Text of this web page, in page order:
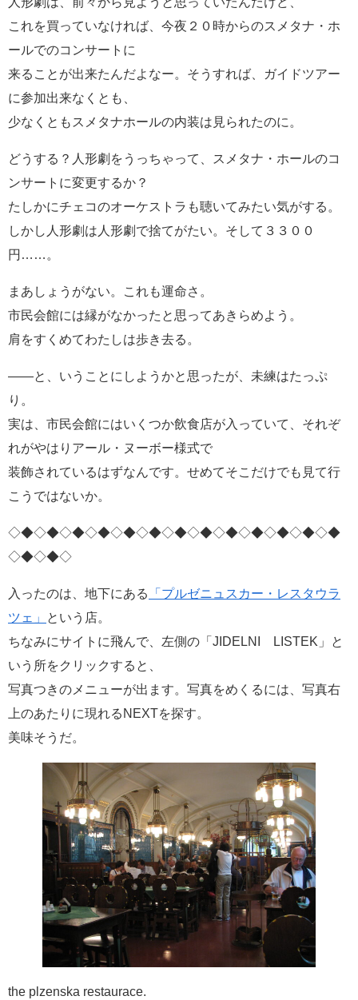
これを買っていなければ、今夜２０時からのスメタナ・ホ
ールでのコンサートに
来ることが出来たんだよなー。そうすれば、ガイドツアー
に参加出来なくとも、
少なくともスメタナホールの内装は見られたのに。
どうする？人形劇をうっちゃって、スメタナ・ホールのコ
ンサートに変更するか？
たしかにチェコのオーケストラも聴いてみたい気がする。
しかし人形劇は人形劇で捨てがたい。そして３３００
円……。
まあしょうがない。これも運命さ。
市民会館には縁がなかったと思ってあきらめよう。
肩をすくめてわたしは歩き去る。
――と、いうことにしようかと思ったが、未練はたっぷ
り。
実は、市民会館にはいくつか飲食店が入っていて、それぞ
れがやはりアール・ヌーボー様式で
装飾されているはずなんです。せめてそこだけでも見て行
こうではないか。
◇◆◇◆◇◆◇◆◇◆◇◆◇◆◇◆◇◆◇◆◇◆◇◆◇◆
◇◆◇◆◇
入ったのは、地下にある
「プルゼニュスカー・レスタウラ
ツェ」
という店。
ちなみにサイトに飛んで、左側の「JIDELNI LISTEK」と
いう所をクリックすると、
写真つきのメニューが出ます。写真をめくるには、写真右
上のあたりに現れるNEXTを探す。
美味そうだ。
the plzenska restaurace.